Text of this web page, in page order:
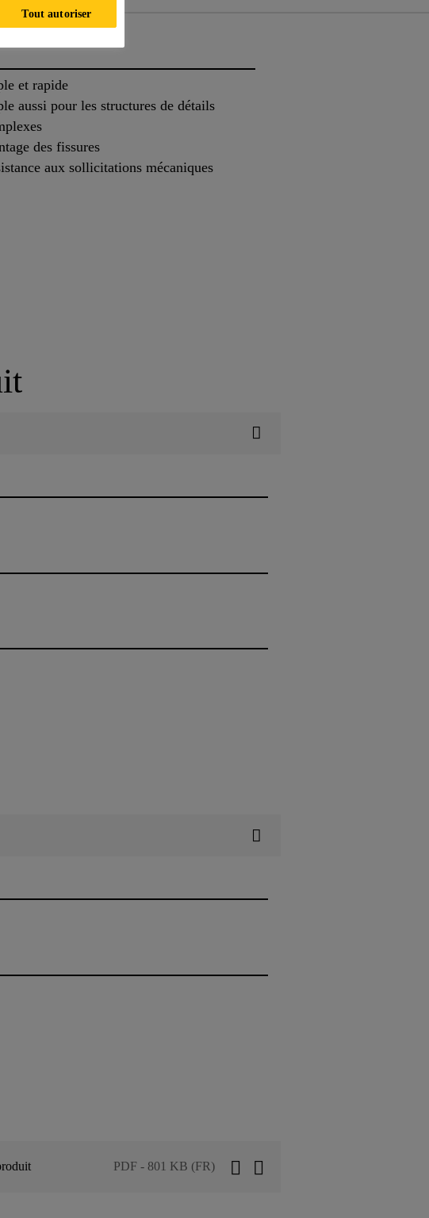
et rapide
aussi pour les structures de détails
des fissures
aux sollicitations mécaniques
PDF - 801 KB (FR)
Tout autoriser